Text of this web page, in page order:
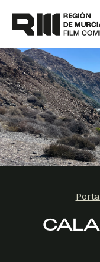
contenido
CALA